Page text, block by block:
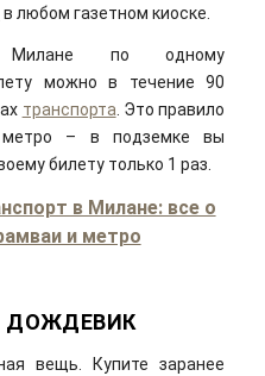
в любом газетном киоске.
по одному
можно в течение 90
транспорта . Это правило
метро – в подземке вы
билету только 1 раз.
в Милане: все о
и метро
ДОЖДЕВИК
вещь. Купите заранее